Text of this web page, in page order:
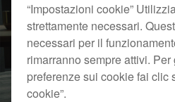
“Impostazioni cookie”
strettamente necessari.
necessari per il
rimarranno sempre attivi.
preferenze sui cookie fai clic
cookie”.